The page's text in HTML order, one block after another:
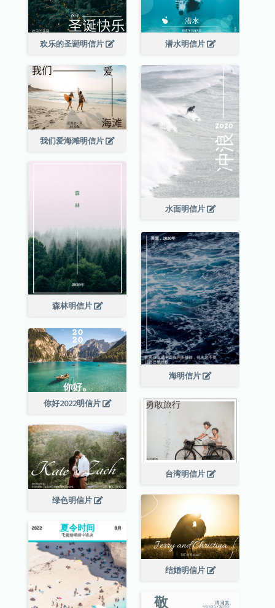
欢乐的圣诞明信片 潜水明信片
我们爱海滩明信片
水面明信片
森林明信片
海明信片
你好2022明信片
台湾明信片
绿色明信片
结婚明信片